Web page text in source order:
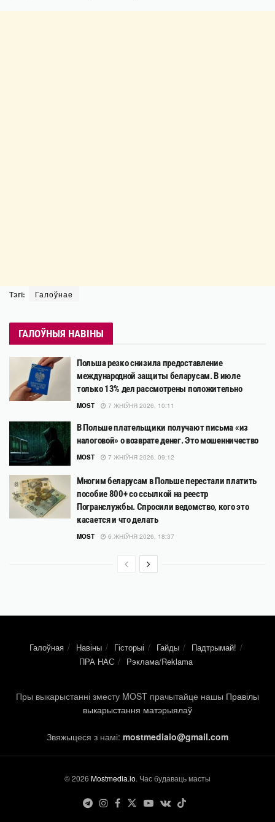
Тэгі: Галоўнае
ГАЛОЎНЫЯ НАВІНЫ
Польша резко снизила предоставление
международной защиты беларусам. В июле
только 13% дел рассмотрены положительно
MOST 7 ЖНІЎНЯ 2026, 10:11
В Польше плательщики получают письма «из
налоговой» о возврате денег. Это мошенничество
MOST 7 ЖНІЎНЯ 2026, 09:12
Многим беларусам в Польше перестали платить
пособие 800+ со ссылкой на реестр
Погранслужбы. Спросили ведомство, кого это
касается и что делать
MOST 6 ЖНІЎНЯ 2026, 18:37
Галоўная Навіны Гісторыі Гайды
Падтрымай!
ПРА НАС
Рэклама/Reklama
Пры выкарыстанні зместу MOST прачытайце нашы Правілы
выкарыстання матэрыялаў
Звяжыцеся з намі: mostmediaio@gmail.com
© 2026 Mostmedia.io. Час будаваць масты